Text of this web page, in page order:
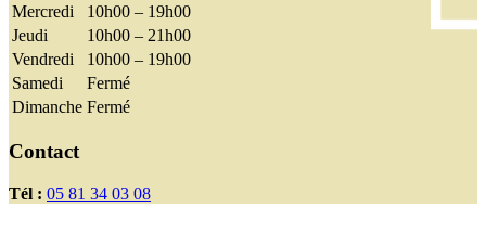
Mercredi
10h00 – 19h00
Jeudi
10h00 – 21h00
Vendredi
10h00 – 19h00
Samedi
Fermé
Dimanche Fermé
Contact
Tél : 05 81 34 03 08